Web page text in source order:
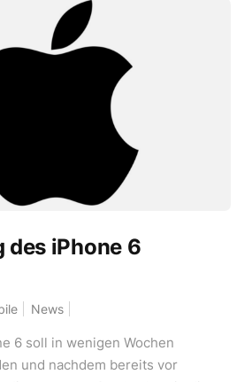
des iPhone 6
News
6 soll in wenigen Wochen
und nachdem bereits vor